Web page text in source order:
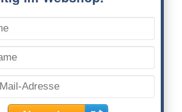
Datenschutz
Uhr